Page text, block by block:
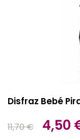
Disfraz Bebé
11,70 € 4,50